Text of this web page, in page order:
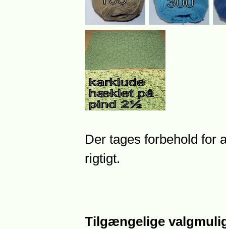
Der tages forbehold for
rigtigt.
Tilgængelige